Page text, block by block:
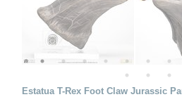
Estatua T-Rex Foot Claw Jurassic